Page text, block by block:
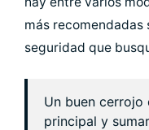
más recomendadas
seguridad que
Un buen
principal y